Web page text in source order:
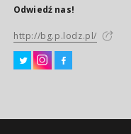
Odwiedź nas!
http://bg.p.lodz.pl/